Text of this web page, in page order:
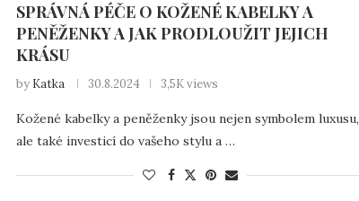
SPRÁVNÁ PÉČE O KOŽENÉ KABELKY A
PENĚŽENKY A JAK PRODLOUŽIT JEJICH
KRÁSU
by Katka 30.8.2024 3,5K views
Kožené kabelky a peněženky jsou nejen symbolem luxusu,
ale také investicí do vašeho stylu a …